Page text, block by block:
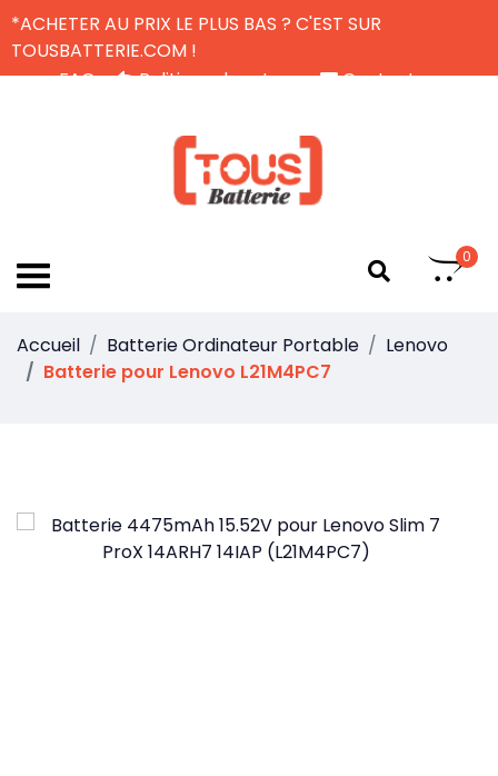
*ACHETER AU PRIX LE PLUS BAS ? C'EST SUR
TOUSBATTERIE.COM !
FAQ
Politique de retour
Contactez-nous
0
Accueil Batterie Ordinateur Portable
Lenovo
Batterie pour Lenovo L21M4PC7